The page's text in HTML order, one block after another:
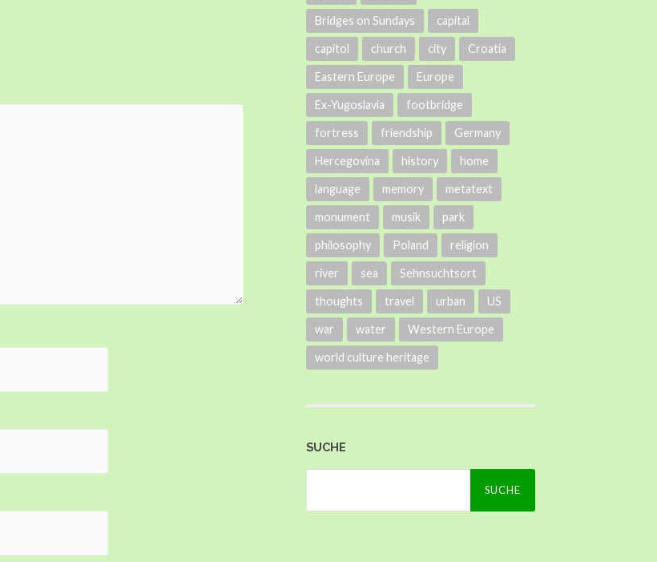
Bridges on Sundays capital
capitol church city Croatia
Eastern Europe Europe
Ex-Yugoslavia footbridge
fortress friendship Germany
Hercegovina history home
language memory metatext
monument musik park
philosophy Poland religion
river sea Sehnsuchtsort
thoughts travel urban US
war water Western Europe
world culture heritage
SUCHE
Suche